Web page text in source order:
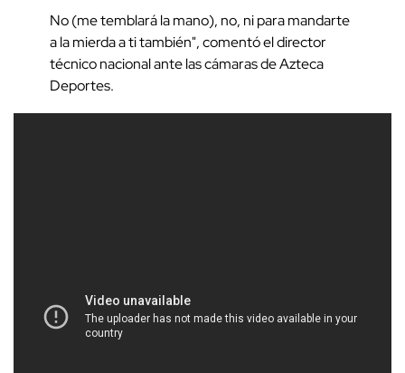
No (me temblará la mano), no, ni para mandarte
a la mierda a ti también", comentó el director
técnico nacional ante las cámaras de Azteca
Deportes.